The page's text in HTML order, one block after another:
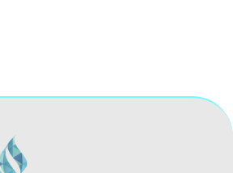
مناسب للمطابخ الضيقة أو التي